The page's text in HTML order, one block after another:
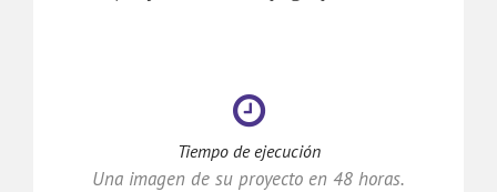
Tiempo de ejecución
Una imagen de su proyecto en 48 horas.